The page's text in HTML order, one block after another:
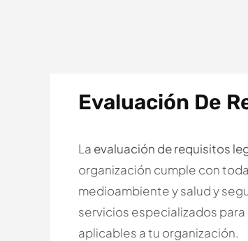
Evaluación De
La evaluación de requisitos
organización cumple con
medioambiente y salud y
servicios especializados
aplicables a tu organización.